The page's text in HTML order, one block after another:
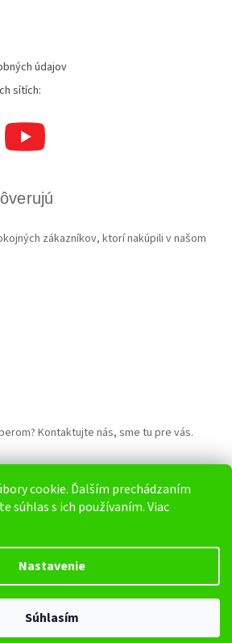
cookie. Ďalším prechádzaním
súhlas s ich používaním. Viac
Nastavenie
Súhlasím
údajov
sítích:
zákazníkov, ktorí nakúpili v našom
Kontaktujte nás, sme tu pre vás.
HARV.sk. Všetky práva vyhradené.